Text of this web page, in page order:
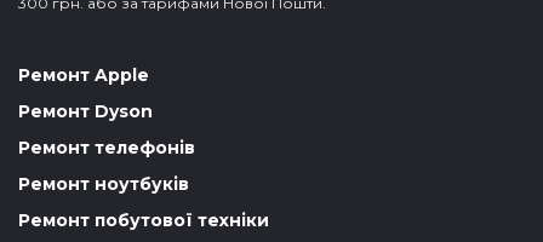
Ремонт Apple
Ремонт Dyson
Ремонт телефонів
Ремонт ноутбуків
Ремонт побутової техніки